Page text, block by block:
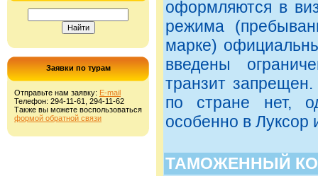
Заявки по турам
Отправьте нам заявку: E-mail
Телефон: 294-11-61, 294-11-62
Также вы можете воспользоваться
формой обратной связи
оформляются в
режима
марке)
введены
транзит
по стране нет,
особенно в Луксор
ТАМОЖЕННЫЙ